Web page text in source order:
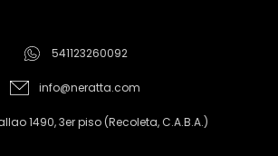
541123260092
info@neratta.com
1490, 3er piso (Recoleta, C.A.B.A.)